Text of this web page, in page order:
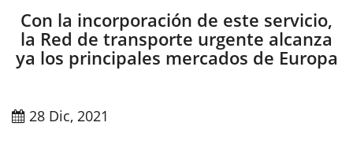
Con la incorporación de este servicio,
la Red de transporte urgente alcanza
ya los principales mercados de Europa
28 Dic, 2021